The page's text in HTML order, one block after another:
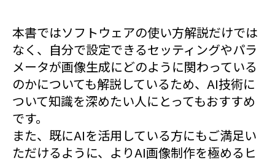
本書ではソフトウェアの使い方解説だけでは
なく、自分で設定できるセッティングやパラ
メータが画像生成にどのように関わっている
のかについても解説しているため、AI技術に
ついて知識を深めたい人にとってもおすすめ
です。
また、既にAIを活用している方にもご満足い
ただけるように、よりAI画像制作を極めるヒ